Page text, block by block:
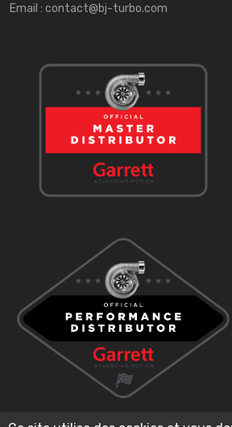
Email : contact@bj-turbo.com